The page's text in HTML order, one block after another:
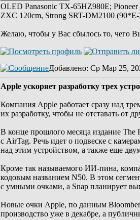
OLED Panasonic TX-65HZ980E;
ZXC 120cm, Strong SRT-DM2100
Желаю, чтобы у Вас сбылось то, чего
Добавлено: Ср Мар 25,
Apple ускоряет разработку трех
Компания Apple работает сразу над
их разработку, чтобы не отставать от
В конце прошлого месяца издание The
с AirTag. Речь идет о подвеске с
над этим устройством, а также еще
Кроме так называемого ИИ-пина,
кодовым названием N50. В этом
с умными очками, а Snap планирует
Новые очки Apple, по данным
производство уже в декабре, а